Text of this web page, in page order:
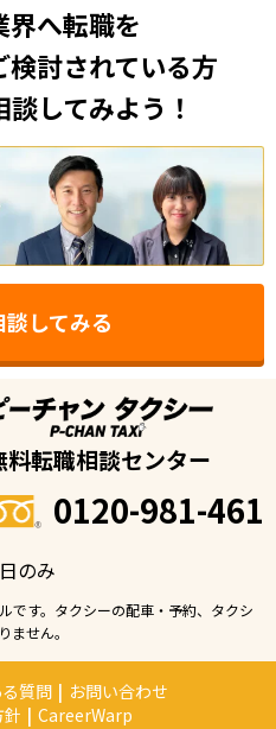
界へ転職を
討されている方
してみよう！
してみる
料転職相談センター
0120-981-461
のみ
です。タクシーの配車・予約、タクシ
ません。
質問 | お問い合わせ
| CareerWarp